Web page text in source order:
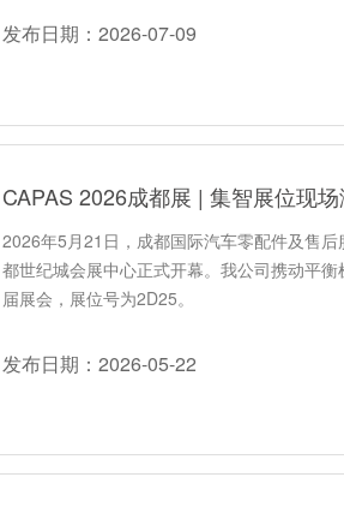
发布日期：2026-07-09
2026年5月21日，成都国际汽车零配件及售
都世纪城会展中心正式开幕。我公司携动平
届展会，展位号为2D25。
发布日期：2026-05-22